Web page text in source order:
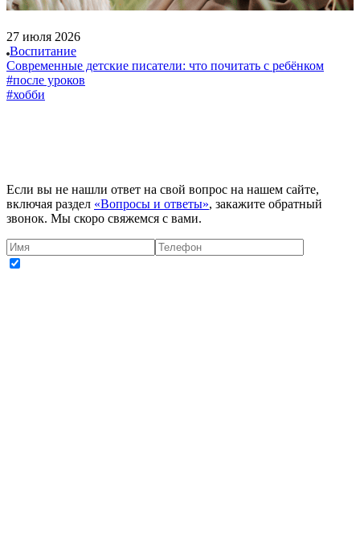
27 июля 2026
Воспитание
Современные детские писатели: что почитать с ребёнком
#после уроков
#хобби
Если вы не нашли ответ на свой вопрос на нашем сайте,
включая раздел «Вопросы и ответы», закажите обратный
звонок. Мы скоро свяжемся с вами.